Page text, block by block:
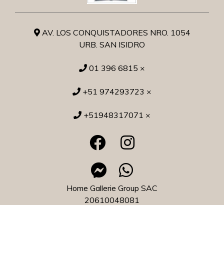
AV. LOS CONQUISTADORES NRO. 1054
URB. SAN ISIDRO
01 396 6815 ×
+51 974293723 ×
+51948317071 ×
Home Gallerie Group SAC
20610048081